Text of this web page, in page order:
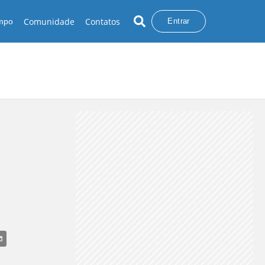
Comunidade Contatos Entrar